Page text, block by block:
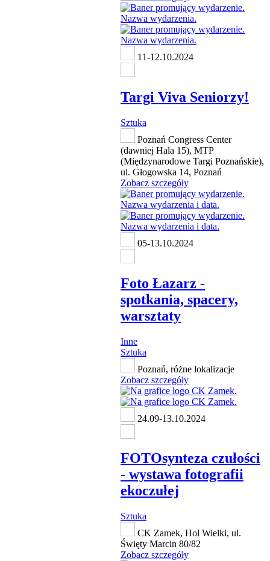
11-12.10.2024
Targi Viva Seniorzy!
Sztuka
Poznań Congress Center
(dawniej Hala 15), MTP
(Międzynarodowe Targi Poznańskie),
ul. Głogowska 14, Poznań
Zobacz szczegóły
05-13.10.2024
Foto Łazarz -
spotkania, spacery,
warsztaty
Inne
Sztuka
Poznań, różne lokalizacje
Zobacz szczegóły
24.09-13.10.2024
FOTOsynteza czułości
- wystawa fotografii
ekoczułej
Sztuka
CK Zamek, Hol Wielki, ul.
Święty Marcin 80/82
Zobacz szczegóły